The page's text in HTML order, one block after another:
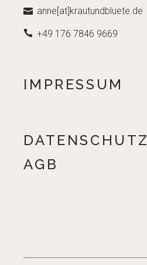
anne[at]krautundbluete.de
+49 176 7846 9669
IMPRESSUM
DATENSCHUTZ
AGB